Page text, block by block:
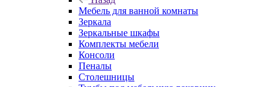
Мебель для ванной комнаты
Зеркала
Зеркальные шкафы
Комплекты мебели
Консоли
Пеналы
Столешницы